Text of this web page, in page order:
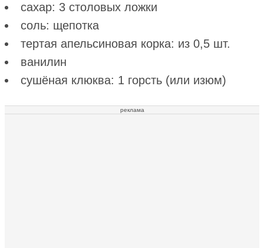
сахар: 3 столовых ложки
соль: щепотка
тертая апельсиновая корка: из 0,5 шт.
ванилин
сушёная клюква: 1 горсть (или изюм)
реклама